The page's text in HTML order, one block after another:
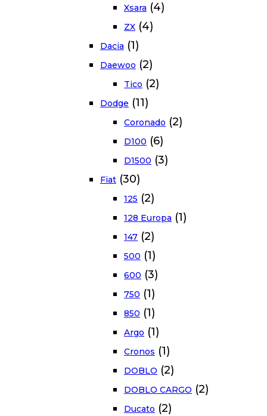
Xsara (4)
ZX (4)
Dacia (1)
Daewoo (2)
Tico (2)
Dodge (11)
Coronado (2)
D100 (6)
D1500 (3)
Fiat (30)
125 (2)
128 Europa (1)
147 (2)
500 (1)
600 (3)
750 (1)
850 (1)
Argo (1)
Cronos (1)
DOBLO (2)
DOBLO CARGO (2)
Ducato (2)